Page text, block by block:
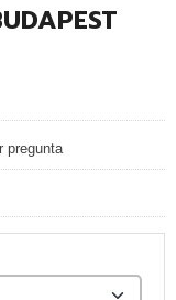
pregunta